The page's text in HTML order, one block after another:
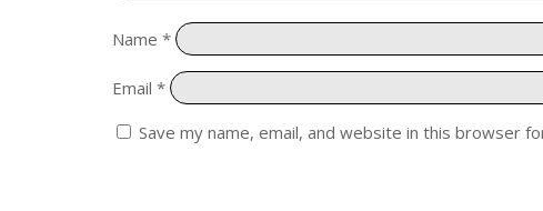
Name *
Email *
Save my name, email, and website in this browser